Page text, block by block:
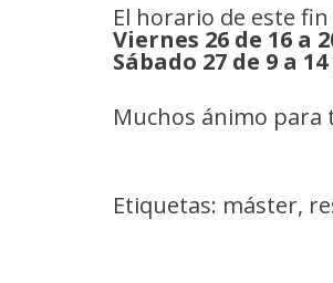
El horario de este
Viernes 26 de 16 a
Sábado 27 de 9 a
Muchos ánimo para
Etiquetas: máster,